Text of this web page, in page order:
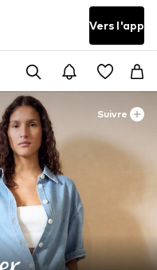
Vers l'app
Suivre